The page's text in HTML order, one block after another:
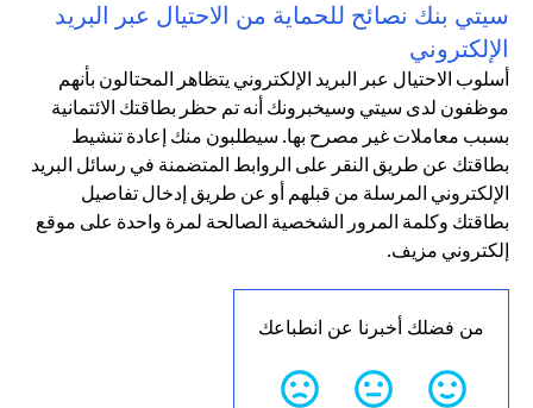
سيتي بنك نصائح للحماية من الاحتيال عبر البريد
الإلكتروني
أسلوب الاحتيال عبر البريد الإلكتروني يتظاهر المحتالون بأنهم
موظفون لدى سيتي وسيخبرونك أنه تم حظر بطاقتك الائتمانية
بسبب معاملات غير مصرح بها. سيطلبون منك إعادة تنشيط
بطاقتك عن طريق النقر على الروابط المتضمنة في رسائل البريد
الإلكتروني المرسلة من قبلهم أو عن طريق إدخال تفاصيل
بطاقتك وكلمة المرور الشخصية الصالحة لمرة واحدة على موقع
إلكتروني مزيف.
من فضلك أخبرنا عن انطباعك